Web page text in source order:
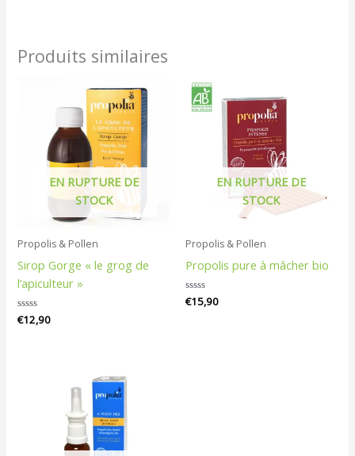
Produits similaires
EN RUPTURE DE
STOCK
Propolis & Pollen
Sirop Gorge « le grog de
l’apiculteur »
Note
0
€12,90
EN RUPTURE DE
STOCK
Propolis & Pollen
Propolis pure à mâcher bio
Note
0
€15,90